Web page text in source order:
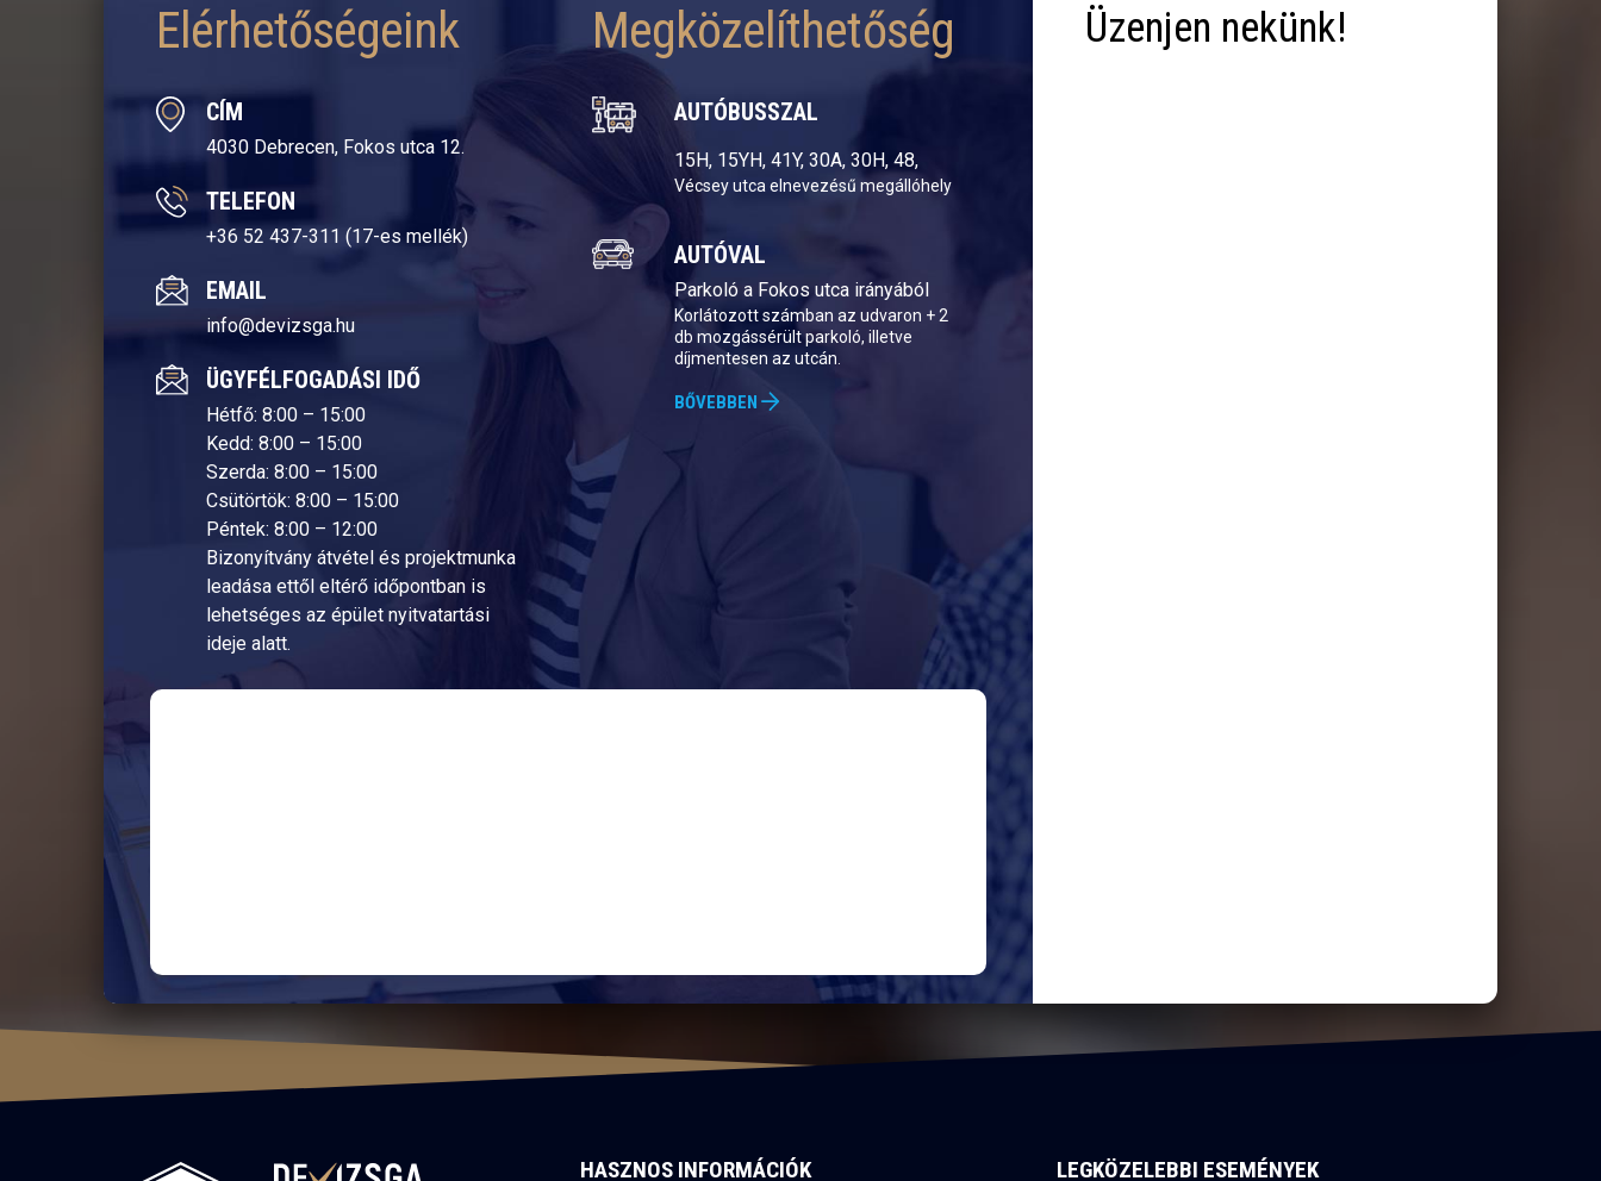
Elérhetőségeink
CÍM
4030 Debrecen, Fokos utca 12.
TELEFON
+36 52 437-311 (17-es mellék)
EMAIL
info@devizsga.hu
ÜGYFÉLFOGADÁSI IDŐ
Hétfő: 8:00 – 15:00
Kedd: 8:00 – 15:00
Szerda: 8:00 – 15:00
Csütörtök: 8:00 – 15:00
Péntek: 8:00 – 12:00
Bizonyítvány átvétel és projektmunka
leadása ettől eltérő időpontban is
lehetséges az épület nyitvatartási
ideje alatt.
Megközelíthetőség
AUTÓBUSSZAL
15H, 15YH, 41Y, 30A, 30H, 48,
Vécsey utca elnevezésű megállóhely
AUTÓVAL
Parkoló a Fokos utca irányából
Korlátozott számban az udvaron + 2
db mozgássérült parkoló, illetve
díjmentesen az utcán.
BŐVEBBEN
Üzenjen nekünk!
HASZNOS INFORMÁCIÓK LEGKÖZELEBBI ESEMÉNYEK